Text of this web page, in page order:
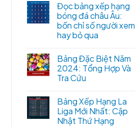
Đọc bảng xếp hạng
bóng đá châu Âu:
bốn chỉ số người xem
hay bỏ qua
Bảng Đặc Biệt Năm
2024: Tổng Hợp Và
Tra Cứu
Bảng Xếp Hạng La
Liga Mới Nhất: Cập
Nhật Thứ Hạng